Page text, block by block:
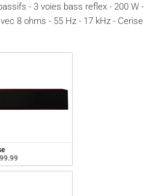
- 3 voies bass reflex - 200 W -
8 ohms - 55 Hz - 17 kHz - Cerise